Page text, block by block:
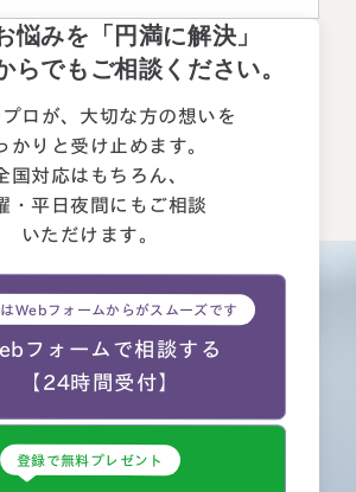
すい説明で
かりやすいように、わかるまで何度も教
として全面
悩みを「円満に解決」
らでもご相談ください。
ロが、大切な方の想いを
かりと受け止めます。
国対応はもちろん、
・平日夜間にもご相談
いただけます。
Webフォームからがスムーズです
フォームで相談する
【24時間受付】
登録で無料プレゼント